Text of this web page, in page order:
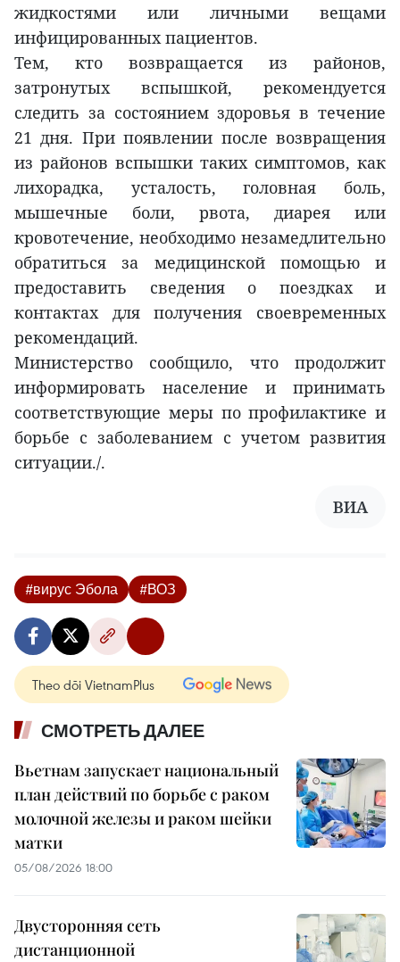
жидкостями или личными вещами
инфицированных пациентов.
Тем, кто возвращается из районов,
затронутых вспышкой, рекомендуется
следить за состоянием здоровья в течение
21 дня. При появлении после возвращения
из районов вспышки таких симптомов, как
лихорадка, усталость, головная боль,
мышечные боли, рвота, диарея или
кровотечение, необходимо незамедлительно
обратиться за медицинской помощью и
предоставить сведения о поездках и
контактах для получения своевременных
рекомендаций.
Министерство сообщило, что продолжит
информировать население и принимать
соответствующие меры по профилактике и
борьбе с заболеванием с учетом развития
ситуации./.
ВИА
#вирус Эбола #ВОЗ
Theo dõi VietnamPlus
СМОТРЕТЬ ДАЛЕЕ
Вьетнам запускает национальный
план действий по борьбе с раком
молочной железы и раком шейки
матки
05/08/2026 18:00
Двусторонняя сеть
дистанционной